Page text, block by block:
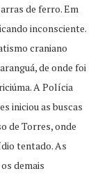
de ferro. Em
inconsciente.
craniano
de onde foi
A Polícia
iniciou as buscas
de Torres, onde
tentado. As
demais